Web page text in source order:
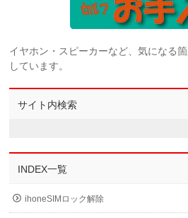
イヤホン・スピーカーなど、気になる
しています。
サイト内検索
INDEX一覧
ihoneSIMロック解除